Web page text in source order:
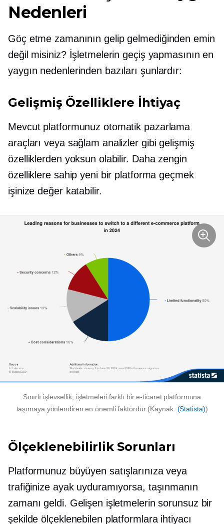
Nedenleri
Göç etme zamanının gelip gelmediğinden emin
değil misiniz? İşletmelerin geçiş yapmasının en
yaygın nedenlerinden bazıları şunlardır:
Gelişmiş Özelliklere İhtiyaç
Mevcut platformunuz otomatik pazarlama
araçları veya sağlam analizler gibi gelişmiş
özelliklerden yoksun olabilir. Daha zengin
özelliklere sahip yeni bir platforma geçmek
işinize değer katabilir.
Sınırlı işlevsellik, işletmeleri farklı bir e-ticaret platformuna
taşımaya yönlendiren en önemli faktördür (Kaynak: (Statista))
Ölçeklenebilirlik Sorunları
Platformunuz büyüyen satışlarınıza veya
trafiğinize ayak uyduramıyorsa, taşınmanın
zamanı geldi. Gelişen işletmelerin sorunsuz bir
şekilde ölçeklenebilen platformlara ihtiyacı